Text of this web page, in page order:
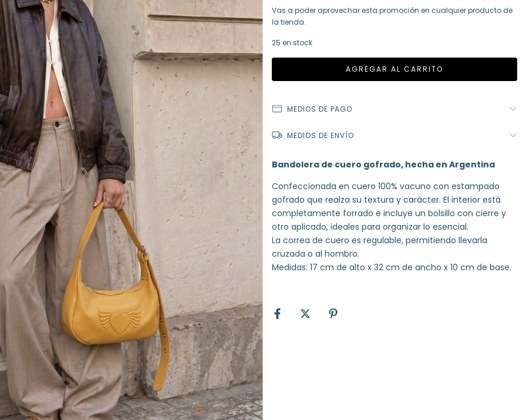
Vas a poder aprovechar esta promoción en cualquier producto de
la tienda.
25 en stock
MEDIOS DE PAGO
MEDIOS DE ENVÍO
Bandolera de cuero gofrado, hecha en Argentina
Confeccionada en cuero 100% vacuno con estampado
gofrado que realza su textura y carácter. El interior está
completamente forrado e incluye un bolsillo con cierre y
otro aplicado, ideales para organizar lo esencial.
La correa de cuero es regulable, permitiendo llevarla
cruzada o al hombro.
Medidas: 17 cm de alto x 32 cm de ancho x 10 cm de base.